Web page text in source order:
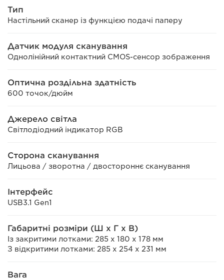
Тип
Настільний сканер із функцією подачі паперу
Датчик модуля сканування
Однолінійний контактний CMOS-сенсор зображення
Оптична роздільна здатність
600 точок/дюйм
Джерело світла
Світлодіодний індикатор RGB
Сторона сканування
Лицьова / зворотна / двостороннє сканування
Інтерфейс
USB3.1 Gen1
Габаритні розміри (Ш x Г x В)
Із закритими лотками: 285 x 180 x 178 мм
З відкритими лотками: 285 x 254 x 231 мм
Вага